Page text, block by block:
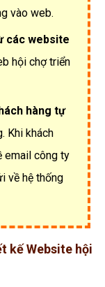
vào web.
các website
hội chợ triển
hàng tự
Khi khách
email công ty
về hệ thống
kế Website hội